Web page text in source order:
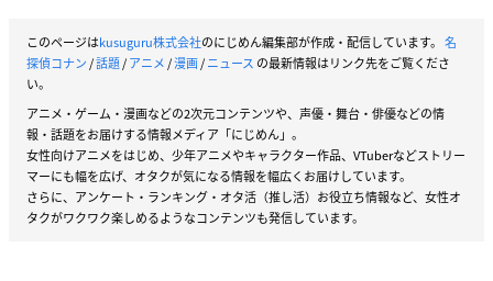
このページはkusuguru株式会社のにじめん編集部が作成・配信しています。 名
探偵コナン/話題/アニメ/漫画/ニュース の最新情報はリンク先をご覧くださ
い。
アニメ・ゲーム・漫画などの2次元コンテンツや、声優・舞台・俳優などの情
報・話題をお届けする情報メディア「にじめん」。
女性向けアニメをはじめ、少年アニメやキャラクター作品、VTuberなどストリー
マーにも幅を広げ、オタクが気になる情報を幅広くお届けしています。
さらに、アンケート・ランキング・オタ活（推し活）お役立ち情報など、女性オ
タクがワクワク楽しめるようなコンテンツも発信しています。